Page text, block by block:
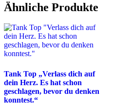
Ähnliche Produkte
Tank Top „Verlass dich auf
dein Herz. Es hat schon
geschlagen, bevor du denken
konntest.“